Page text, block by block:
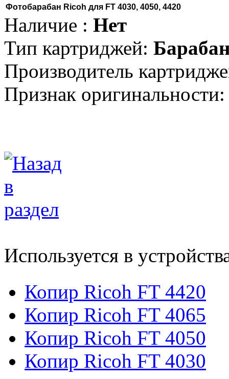
Фотобарабан Ricoh для FT 4030, 4050, 4420
Наличие : Нет
Тип картриджей:
Производитель
Признак оригинальности:
Используется в
Копир Ricoh FT 4420
Копир Ricoh FT 4065
Копир Ricoh FT 4050
Копир Ricoh FT 4030